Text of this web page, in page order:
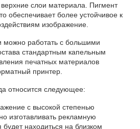
слои материала. Пигмент
обеспечивает более устойчивое к
изображение.
можно работать с большими
стандартным капельным
печатных материалов
принтер.
относится следующее:
с высокой степенью
изготавливать рекламную
находиться на близком